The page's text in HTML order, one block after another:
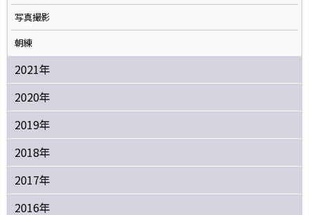
写真撮影
朝練
2021年
2020年
2019年
2018年
2017年
2016年